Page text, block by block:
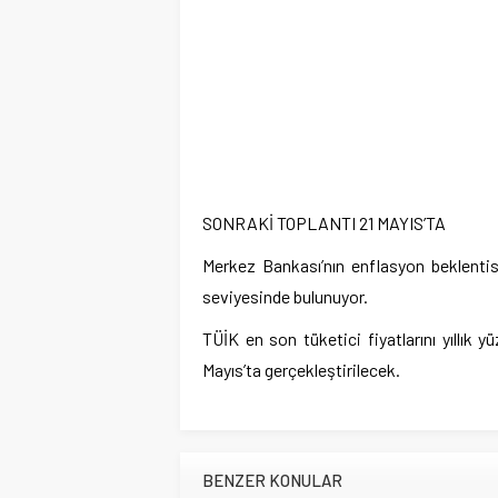
SONRAKİ TOPLANTI 21 MAYIS’TA
Merkez Bankası’nın enflasyon
seviyesinde bulunuyor.
TÜİK en son tüketici fiyatlarını yıllık
Mayıs’ta gerçekleştirilecek.
BENZER KONULAR